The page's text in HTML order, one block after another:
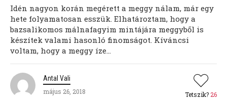
Idén nagyon korán megérett a meggy nálam, már egy
hete folyamatosan esszük. Elhatároztam, hogy a
bazsalikomos málnafagyim mintájára meggyből is
készítek valami hasonló finomságot. Kíváncsi
voltam, hogy a meggy íze...
Antal Vali
május 26, 2018
Tetszik? 26